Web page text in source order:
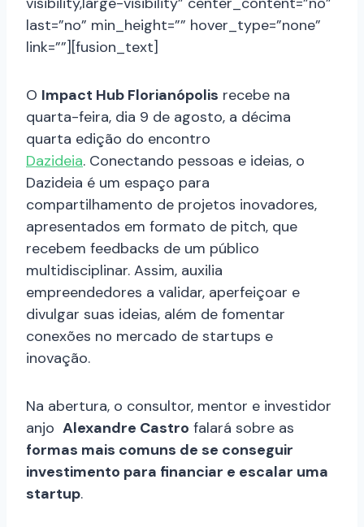
last=”no” min_height=”” hover_type=”none”
link=””][fusion_text]
O Impact Hub Florianópolis recebe na
quarta-feira, dia 9 de agosto, a décima
quarta edição do encontro
Dazideia. Conectando pessoas e ideias, o
Dazideia é um espaço para
compartilhamento de projetos inovadores,
apresentados em formato de pitch, que
recebem feedbacks de um público
multidisciplinar. Assim, auxilia
empreendedores a validar, aperfeiçoar e
divulgar suas ideias, além de fomentar
conexões no mercado de startups e
inovação.
Na abertura, o consultor, mentor e investidor
anjo Alexandre Castro falará sobre as
formas mais comuns de se conseguir
investimento para financiar e escalar uma
startup.